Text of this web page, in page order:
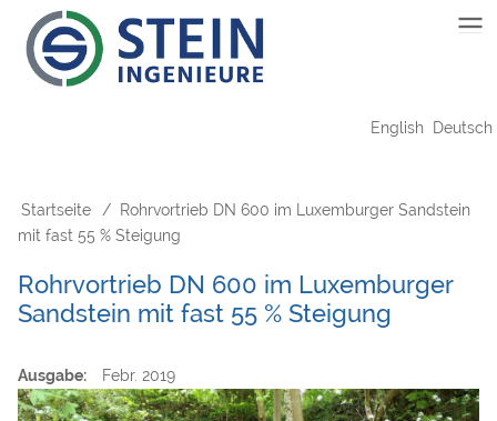
zum
Inhalt
Main
navigation
English Deutsch
Pfadnavigation
Startseite
Rohrvortrieb DN 600 im Luxemburger Sandstein
mit fast 55 % Steigung
Rohrvortrieb DN 600 im Luxemburger
Sandstein mit fast 55 % Steigung
Ausgabe Febr. 2019